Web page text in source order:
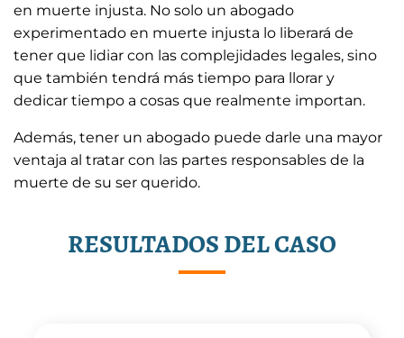
en muerte injusta. No solo un abogado
experimentado en muerte injusta lo liberará de
tener que lidiar con las complejidades legales, sino
que también tendrá más tiempo para llorar y
dedicar tiempo a cosas que realmente importan.
Además, tener un abogado puede darle una mayor
ventaja al tratar con las partes responsables de la
muerte de su ser querido.
RESULTADOS DEL CASO